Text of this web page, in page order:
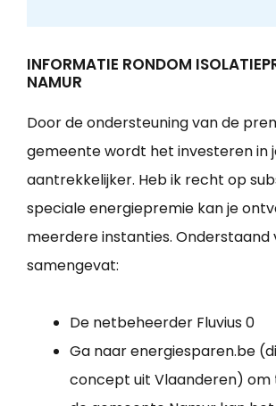
INFORMATIE RONDOM
NAMUR
Door de ondersteuning van de
gemeente wordt het investeren in
aantrekkelijker. Heb ik recht op
speciale energiepremie kan je
meerdere instanties. Onderstaand
samengevat:
De netbeheerder Fluvius 0
Ga naar energiesparen.be
concept uit Vlaanderen) om